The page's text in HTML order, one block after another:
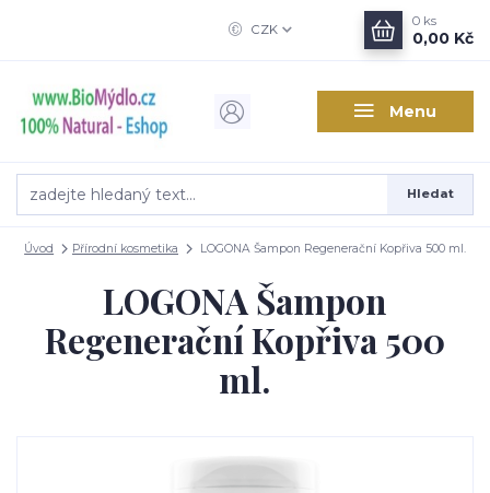
Menu
CZK
Hledat
0 ks
0,00 Kč
Úvod Přírodní kosmetika LOGONA Šampon Regenerační Kopřiva 500 ml.
LOGONA Šampon
Regenerační Kopřiva 500
ml.